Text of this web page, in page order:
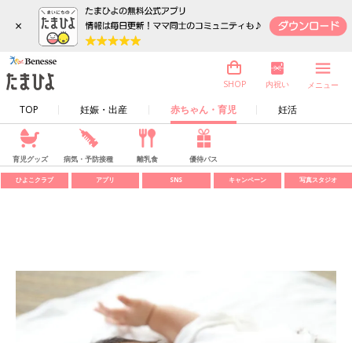
×
TOP 妊娠・出産 赤ちゃん・育児 妊活
SHOP 内祝い メニュー
育児グッズ 病気・予防接種 離乳食 優待パス
ひよこクラブ アプリ SNS キャンペーン 写真スタジオ